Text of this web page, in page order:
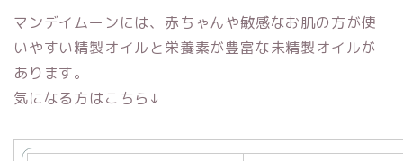
マンデイムーンには、赤ちゃんや敏感なお肌の方が使
いやすい精製オイルと栄養素が豊富な未精製オイルが
あります。
気になる方はこちら↓